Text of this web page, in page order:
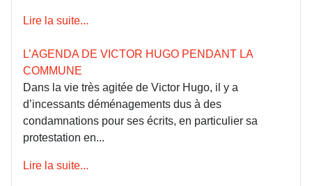
Lire la suite...
L’AGENDA DE VICTOR HUGO PENDANT LA
COMMUNE
Dans la vie très agitée de Victor Hugo, il y a
d’incessants déménagements dus à des
condamnations pour ses écrits, en particulier sa
protestation en...
Lire la suite...